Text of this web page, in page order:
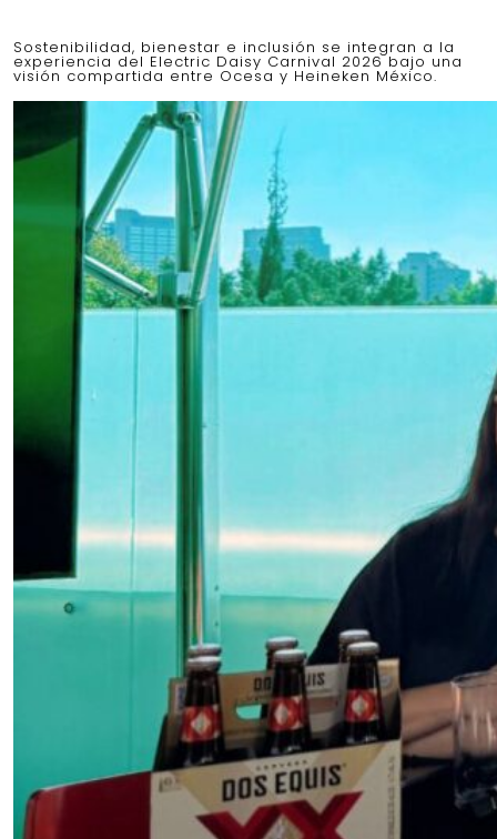
Sostenibilidad, bienestar e inclusión se integran a la
experiencia del Electric Daisy Carnival 2026 bajo una
visión compartida entre Ocesa y Heineken México.